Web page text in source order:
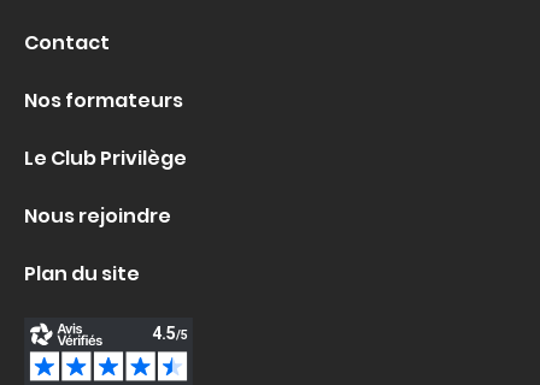
Contact
Nos formateurs
Le Club Privilège
Nous rejoindre
Plan du site